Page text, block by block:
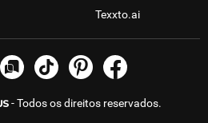
Texxto.ai
- Todos os direitos reservados.